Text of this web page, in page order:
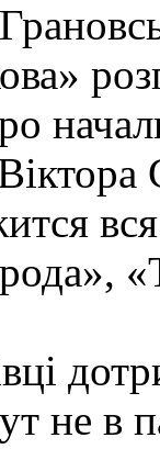
не в